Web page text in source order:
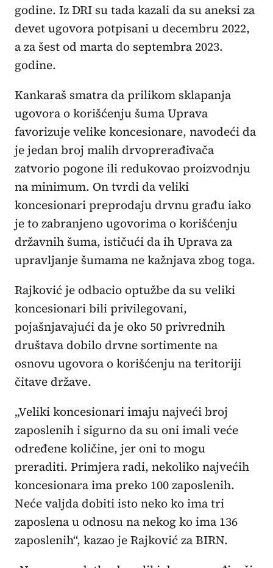
godine. Iz DRI su tada kazali da su aneksi za
devet ugovora potpisani u decembru 2022,
a za šest od marta do septembra 2023.
godine.
Kankaraš smatra da prilikom sklapanja
ugovora o korišćenju šuma Uprava
favorizuje velike koncesionare, navodeći da
je jedan broj malih drvoprerađivača
zatvorio pogone ili redukovao proizvodnju
na minimum. On tvrdi da veliki
koncesionari preprodaju drvnu građu iako
je to zabranjeno ugovorima o korišćenju
državnih šuma, ističući da ih Uprava za
upravljanje šumama ne kažnjava zbog toga.
Rajković je odbacio optužbe da su veliki
koncesionari bili privilegovani,
pojašnjavajući da je oko 50 privrednih
društava dobilo drvne sortimente na
osnovu ugovora o korišćenju na teritoriji
čitave države.
„Veliki koncesionari imaju najveći broj
zaposlenih i sigurno da su oni imali veće
određene količine, jer oni to mogu
preraditi. Primjera radi, nekoliko najvećih
koncesionara ima preko 100 zaposlenih.
Neće valjda dobiti isto neko ko ima tri
zaposlena u odnosu na nekog ko ima 136
zaposlenih“, kazao je Rajković za BIRN.